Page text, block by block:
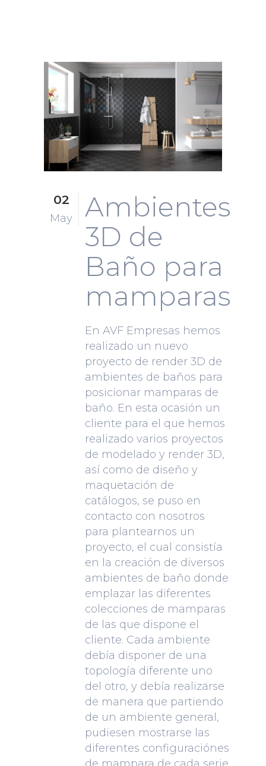
02
May
Ambientes
3D de
Baño para
mamparas
En AVF Empresas hemos
realizado un nuevo
proyecto de render 3D de
ambientes de baños para
posicionar mamparas de
baño. En esta ocasión un
cliente para el que hemos
realizado varios proyectos
de modelado y render 3D,
así como de diseño y
maquetación de
catálogos, se puso en
contacto con nosotros
para plantearnos un
proyecto, el cual consistía
en la creación de diversos
ambientes de baño donde
emplazar las diferentes
colecciones de mamparas
de las que dispone el
cliente. Cada ambiente
debía disponer de una
topología diferente uno
del otro, y debía realizarse
de manera que partiendo
de un ambiente general,
pudiesen mostrarse las
diferentes configuraciónes